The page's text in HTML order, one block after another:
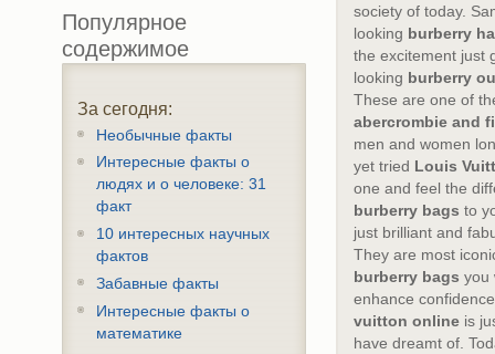
Популярное
содержимое
За сегодня:
Необычные факты
Интересные факты о
людях и о человеке: 31
факт
10 интересных научных
фактов
Забавные факты
Интересные факты о
математике
society of today.
looking burberry
the excitement just
looking burberry
These are one of
abercrombie and
men and women
yet tried Louis
one and feel the
burberry bags to
just brilliant and
They are most
burberry bags you
enhance
vuitton onlineis
have dreamt of.